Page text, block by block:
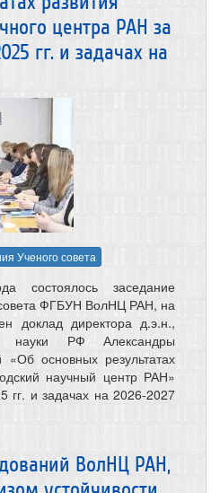
центра РАН за
гг. и задачах на
Ученого совета
состоялось заседание
ФГБУН ВолНЦ РАН, на
доклад директора д.э.н.,
науки РФ Александры
основных результатах
научный центр РАН»
гг. и задачах на 2026-2027
ВолНЦ РАН,